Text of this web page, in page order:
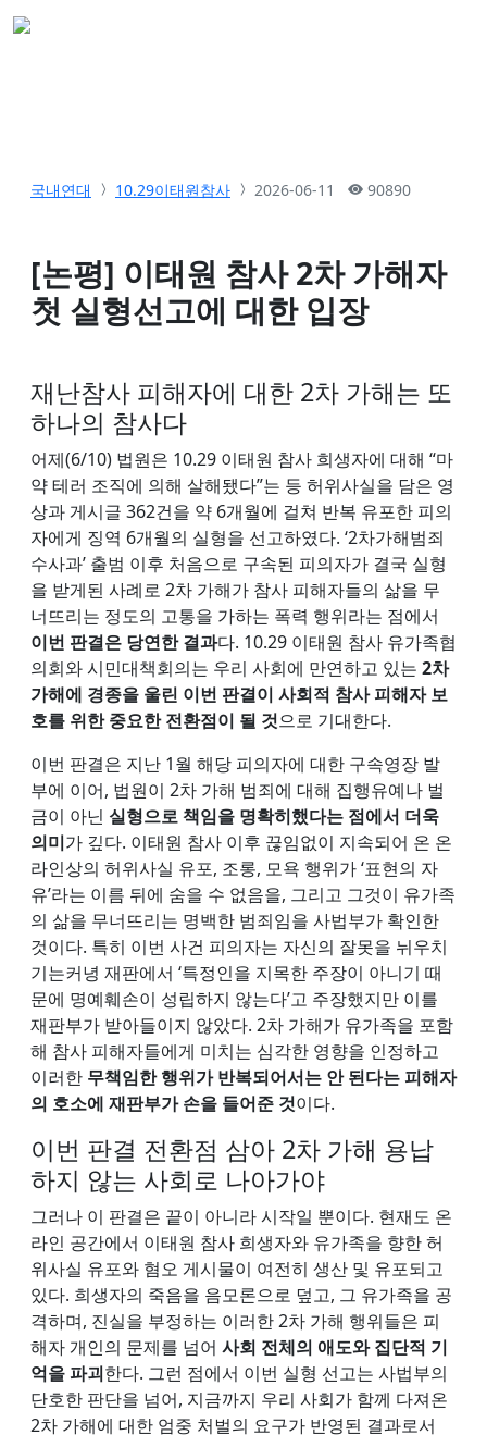
국내연대 10.29이태원참사 2026-06-11 90890
[논평] 이태원 참사 2차 가해자
첫 실형선고에 대한 입장
재난참사 피해자에 대한 2차 가해는 또
하나의 참사다
어제(6/10) 법원은 10.29 이태원 참사 희생자에 대해 “마
약 테러 조직에 의해 살해됐다”는 등 허위사실을 담은 영
상과 게시글 362건을 약 6개월에 걸쳐 반복 유포한 피의
자에게 징역 6개월의 실형을 선고하였다. ‘2차가해범죄
수사과’ 출범 이후 처음으로 구속된 피의자가 결국 실형
을 받게된 사례로 2차 가해가 참사 피해자들의 삶을 무
너뜨리는 정도의 고통을 가하는 폭력 행위라는 점에서
이번 판결은 당연한 결과다. 10.29 이태원 참사 유가족협
의회와 시민대책회의는 우리 사회에 만연하고 있는 2차
가해에 경종을 울린 이번 판결이 사회적 참사 피해자 보
호를 위한 중요한 전환점이 될 것으로 기대한다.
이번 판결은 지난 1월 해당 피의자에 대한 구속영장 발
부에 이어, 법원이 2차 가해 범죄에 대해 집행유예나 벌
금이 아닌 실형으로 책임을 명확히했다는 점에서 더욱
의미가 깊다. 이태원 참사 이후 끊임없이 지속되어 온 온
라인상의 허위사실 유포, 조롱, 모욕 행위가 ‘표현의 자
유’라는 이름 뒤에 숨을 수 없음을, 그리고 그것이 유가족
의 삶을 무너뜨리는 명백한 범죄임을 사법부가 확인한
것이다. 특히 이번 사건 피의자는 자신의 잘못을 뉘우치
기는커녕 재판에서 ‘특정인을 지목한 주장이 아니기 때
문에 명예훼손이 성립하지 않는다’고 주장했지만 이를
재판부가 받아들이지 않았다. 2차 가해가 유가족을 포함
해 참사 피해자들에게 미치는 심각한 영향을 인정하고
이러한 무책임한 행위가 반복되어서는 안 된다는 피해자
의 호소에 재판부가 손을 들어준 것이다.
이번 판결 전환점 삼아 2차 가해 용납
하지 않는 사회로 나아가야
그러나 이 판결은 끝이 아니라 시작일 뿐이다. 현재도 온
라인 공간에서 이태원 참사 희생자와 유가족을 향한 허
위사실 유포와 혐오 게시물이 여전히 생산 및 유포되고
있다. 희생자의 죽음을 음모론으로 덮고, 그 유가족을 공
격하며, 진실을 부정하는 이러한 2차 가해 행위들은 피
해자 개인의 문제를 넘어 사회 전체의 애도와 집단적 기
억을 파괴한다. 그런 점에서 이번 실형 선고는 사법부의
단호한 판단을 넘어, 지금까지 우리 사회가 함께 다져온
2차 가해에 대한 엄중 처벌의 요구가 반영된 결과로서